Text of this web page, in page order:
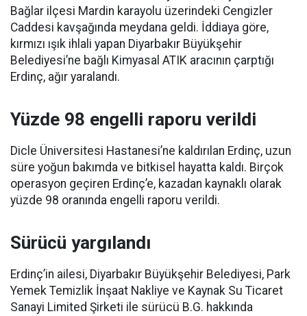
Bağlar ilçesi Mardin karayolu üzerindeki Cengizler
Caddesi kavşağında meydana geldi. İddiaya göre,
kırmızı ışık ihlali yapan Diyarbakır Büyükşehir
Belediyesi’ne bağlı Kimyasal ATIK aracının çarptığı
Erdinç, ağır yaralandı.
Yüzde 98 engelli raporu verildi
Dicle Üniversitesi Hastanesi’ne kaldırılan Erdinç, uzun
süre yoğun bakımda ve bitkisel hayatta kaldı. Birçok
operasyon geçiren Erdinç’e, kazadan kaynaklı olarak
yüzde 98 oranında engelli raporu verildi.
Sürücü yargılandı
Erdinç’in ailesi, Diyarbakır Büyükşehir Belediyesi, Park
Yemek Temizlik İnşaat Nakliye ve Kaynak Su Ticaret
Sanayi Limited Şirketi ile sürücü B.G. hakkında